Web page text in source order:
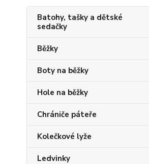
Batohy, tašky a dětské
sedačky
Běžky
Boty na běžky
Hole na běžky
Chrániče páteře
Kolečkové lyže
Ledvinky